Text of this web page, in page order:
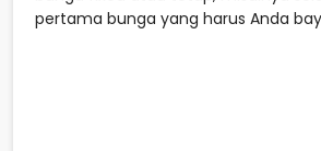
pertama bunga yang harus Anda